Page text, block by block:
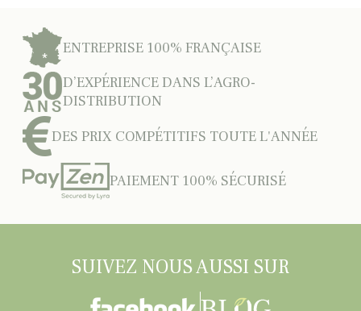
ENTREPRISE 100% FRANÇAISE
D’EXPÉRIENCE DANS L’AGRO-
DISTRIBUTION
DES PRIX COMPÉTITIFS TOUTE L'ANNÉE
PAIEMENT 100% SÉCURISÉ
SUIVEZ NOUS AUSSI SUR